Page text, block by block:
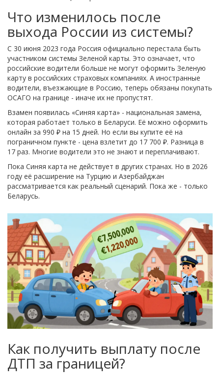
Что изменилось после
выхода России из системы?
С 30 июня 2023 года Россия официально перестала быть
участником системы Зеленой карты. Это означает, что
российские водители больше не могут оформить Зеленую
карту в российских страховых компаниях. А иностранные
водители, въезжающие в Россию, теперь обязаны покупать
ОСАГО на границе - иначе их не пропустят.
Взамен появилась «Синяя карта» - национальная замена,
которая работает только в Беларуси. Её можно оформить
онлайн за 990 ₽ на 15 дней. Но если вы купите её на
пограничном пункте - цена взлетит до 17 700 ₽. Разница в
17 раз. Многие водители это не знают и переплачивают.
Пока Синяя карта не действует в других странах. Но в 2026
году её расширение на Турцию и Азербайджан
рассматривается как реальный сценарий. Пока же - только
Беларусь.
Как получить выплату после
ДТП за границей?